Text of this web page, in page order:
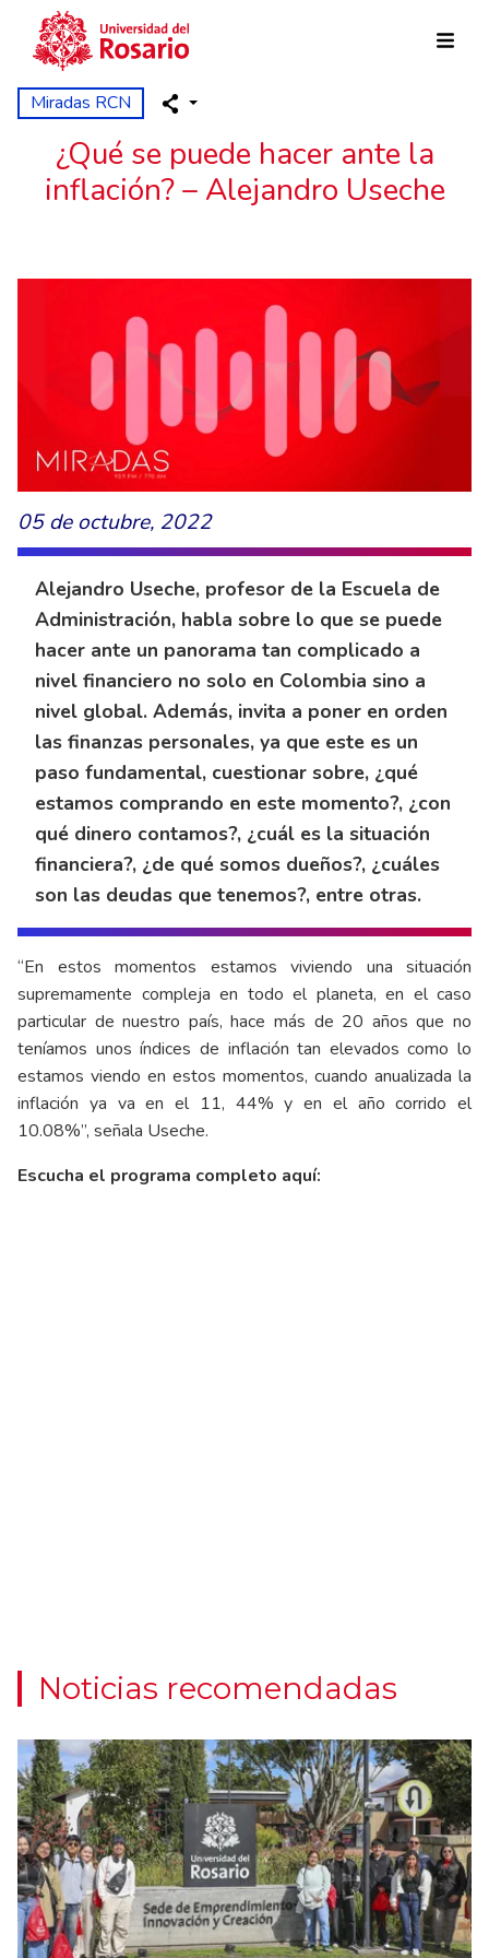
Pasar al contenido principal
Miradas RCN
¿Qué se puede hacer ante la
inflación? – Alejandro Useche
05 de octubre, 2022
Alejandro Useche, profesor de la Escuela de
Administración, habla sobre lo que se puede
hacer ante un panorama tan complicado a
nivel financiero no solo en Colombia sino a
nivel global. Además, invita a poner en orden
las finanzas personales, ya que este es un
paso fundamental, cuestionar sobre, ¿qué
estamos comprando en este momento?, ¿con
qué dinero contamos?, ¿cuál es la situación
financiera?, ¿de qué somos dueños?, ¿cuáles
son las deudas que tenemos?, entre otras.
“En estos momentos estamos viviendo una situación
supremamente compleja en todo el planeta, en el caso
particular de nuestro país, hace más de 20 años que no
teníamos unos índices de inflación tan elevados como lo
estamos viendo en estos momentos, cuando anualizada la
inflación ya va en el 11, 44% y en el año corrido el
10.08%”, señala Useche.
Escucha el programa completo aquí:
Noticias recomendadas